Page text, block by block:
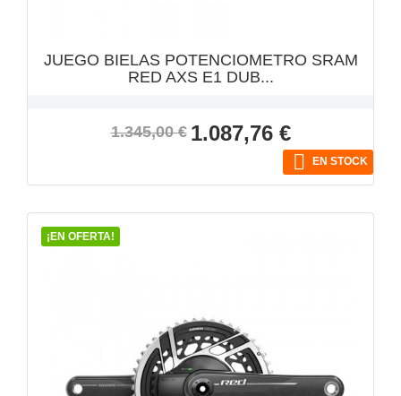
JUEGO BIELAS POTENCIOMETRO SRAM
RED AXS E1 DUB...
Precio
1.345,00 € Precio
1.087,76 €
 EN STOCK
¡EN OFERTA!